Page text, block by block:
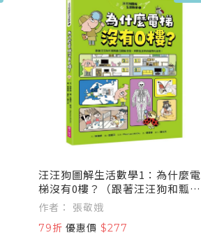
汪汪狗圖解生活數學1：為什麼電
梯沒有0樓？（跟著汪汪狗和瓢瓢
蟲從圖像出發，解開生活中的疑問
和迷思！）
作者： 張敬娥
79折 優惠價 $277